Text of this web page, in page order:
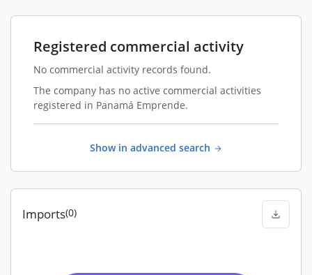
Registered commercial activity
No commercial activity records found.
The company has no active commercial activities
registered in Panamá Emprende.
Show in advanced search
Imports(0)